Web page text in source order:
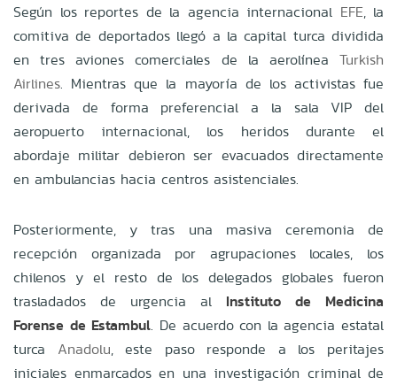
Según los reportes de la agencia internacional EFE, la
comitiva de deportados llegó a la capital turca dividida
en tres aviones comerciales de la aerolínea Turkish
Airlines. Mientras que la mayoría de los activistas fue
derivada de forma preferencial a la sala VIP del
aeropuerto internacional, los heridos durante el
abordaje militar debieron ser evacuados directamente
en ambulancias hacia centros asistenciales.
Posteriormente, y tras una masiva ceremonia de
recepción organizada por agrupaciones locales, los
chilenos y el resto de los delegados globales fueron
trasladados de urgencia al Instituto de Medicina
Forense de Estambul. De acuerdo con la agencia estatal
turca Anadolu, este paso responde a los peritajes
iniciales enmarcados en una investigación criminal de